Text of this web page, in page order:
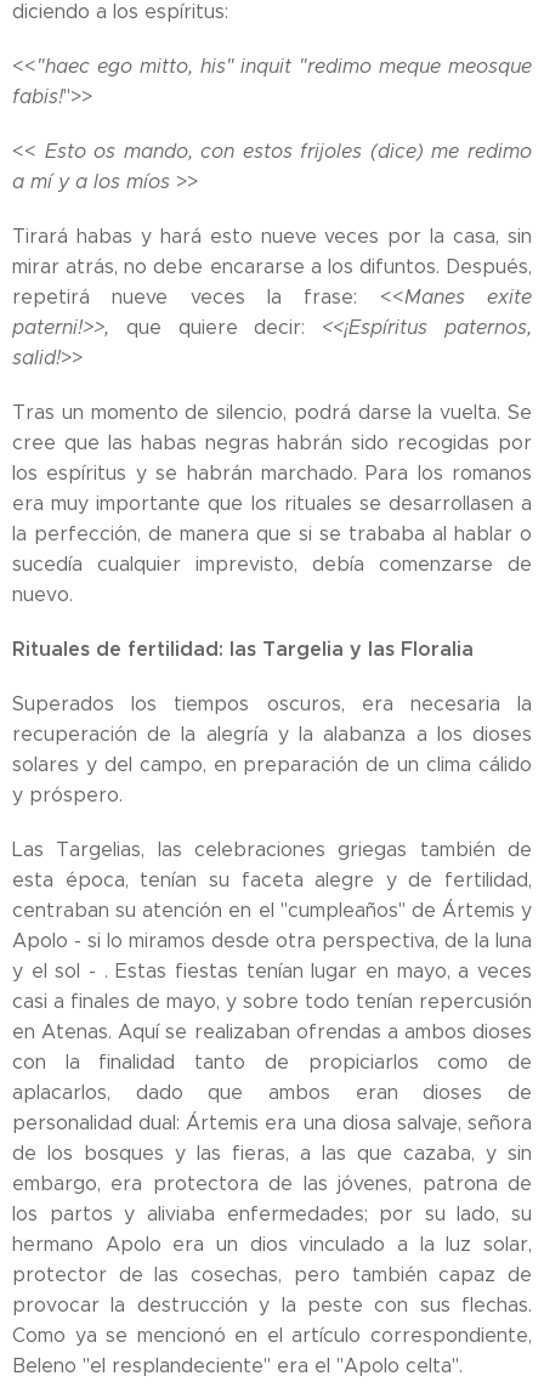
diciendo a los espíritus:
<<"haec ego mitto, his" inquit "redimo meque meosque
fabis!">>
<< Esto os mando, con estos frijoles (dice) me redimo
a mí y a los míos >>
Tirará habas y hará esto nueve veces por la casa, sin
mirar atrás, no debe encararse a los difuntos. Después,
repetirá nueve veces la frase: <<Manes exite
paterni!>>, que quiere decir: <<¡Espíritus paternos,
salid!>>
Tras un momento de silencio, podrá darse la vuelta. Se
cree que las habas negras habrán sido recogidas por
los espíritus y se habrán marchado. Para los romanos
era muy importante que los rituales se desarrollasen a
la perfección, de manera que si se trababa al hablar o
sucedía cualquier imprevisto, debía comenzarse de
nuevo.
Rituales de fertilidad: las Targelia y las Floralia
Superados los tiempos oscuros, era necesaria la
recuperación de la alegría y la alabanza a los dioses
solares y del campo, en preparación de un clima cálido
y próspero.
Las Targelias, las celebraciones griegas también de
esta época, tenían su faceta alegre y de fertilidad,
centraban su atención en el "cumpleaños" de Ártemis y
Apolo - si lo miramos desde otra perspectiva, de la luna
y el sol - . Estas fiestas tenían lugar en mayo, a veces
casi a finales de mayo, y sobre todo tenían repercusión
en Atenas. Aquí se realizaban ofrendas a ambos dioses
con la finalidad tanto de propiciarlos como de
aplacarlos, dado que ambos eran dioses de
personalidad dual: Ártemis era una diosa salvaje, señora
de los bosques y las fieras, a las que cazaba, y sin
embargo, era protectora de las jóvenes, patrona de
los partos y aliviaba enfermedades; por su lado, su
hermano Apolo era un dios vinculado a la luz solar,
protector de las cosechas, pero también capaz de
provocar la destrucción y la peste con sus flechas.
Como ya se mencionó en el artículo correspondiente,
Beleno "el resplandeciente" era el "Apolo celta".